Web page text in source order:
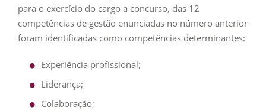
para o exercício do cargo a concurso, das 12
competências de gestão enunciadas no número anterior
foram identificadas como competências determinantes:
Experiência profissional;
Liderança;
Colaboração;